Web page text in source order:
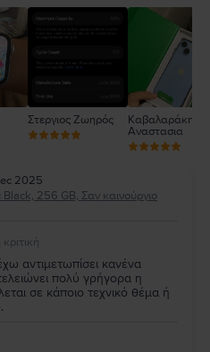
2
1
Στεργιος Ζωηρός
Καβαλαράκη
Αναστασια
2025
256 GB, Σαν καινούργιο
αντιμετωπίσει κανένα
πολύ γρήγορα η
σε κάποιο τεχνικό θέμα ή